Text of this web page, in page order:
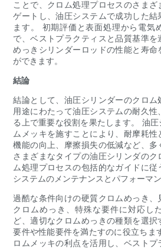
ことで、クロム処理プロセスのさま
ゲートし、油圧システムで成功した結
ます。 初期評価と表面処理から電気
で、ベストプラクティスと品質基準を
めっきシリンダーロッドの性能と寿命
ができます。
結論
結論として、油圧シリンダーのクロ
用途にわたって油圧システムの耐久
る上で重要な役割を果たします。 油
ムメッキを施すことにより、耐摩耗
機能の向上、摩擦損失の低減など、多
さまざまなタイプの油圧シリンダの
ム処理プロセスの包括的なガイドに
システムのメンテナンスとパフォーマ
過酷な条件向けの硬質クロムめっき
クロムめっき、特殊な要件に対応し
ど、適切なクロムめっきの種類を選
要件や性能要件を満たすのに役立ちま
ロムメッキの利点を活用し、ベストプ